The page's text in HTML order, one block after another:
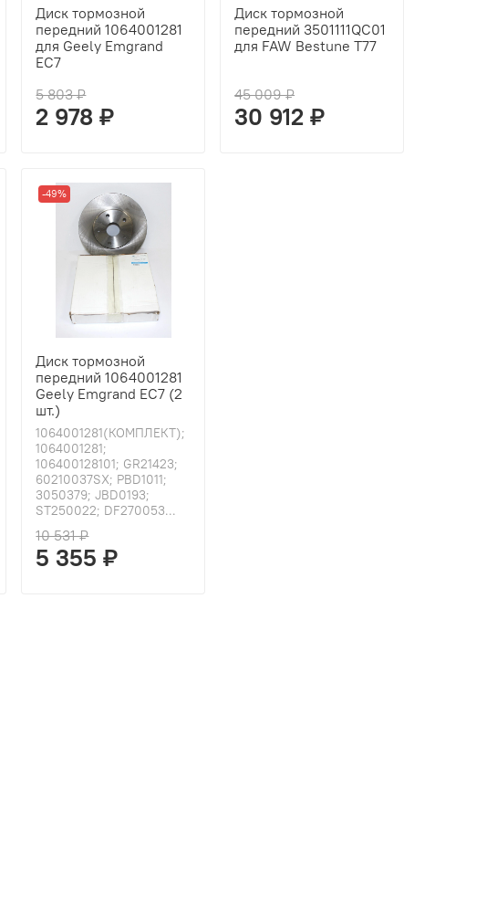
Диск тормозной
передний 1064001281
для Geely Emgrand
EC7
5 803 ₽
2 978 ₽
Диск тормозной
передний 3501111QC01
для FAW Bestune T77
45 009 ₽
30 912 ₽
-49%
Диск тормозной
передний 1064001281
Geely Emgrand EC7 (2
шт.)
1064001281(КОМПЛЕКТ);
1064001281;
106400128101; GR21423;
60210037SX; PBD1011;
3050379; JBD0193;
ST250022; DF270053...
10 531 ₽
5 355 ₽